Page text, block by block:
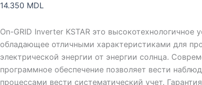
14.350 MDL
On-GRID Inverter KSTAR это высокотехнологичное
обладающее отличными характеристиками для
электрической энергии от энергии солнца.
программное обеспечение позволяет вести
процессами вести систематический учет.